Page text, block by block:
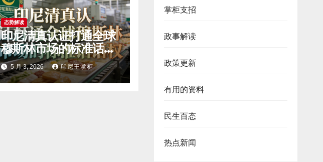
态势解读
印尼清真认证打通全球
穆斯林市场的标准话语
权5 月 3, 2026 印尼王掌柜
掌柜支招
政事解读
政策更新
有用的资料
民生百态
热点新闻